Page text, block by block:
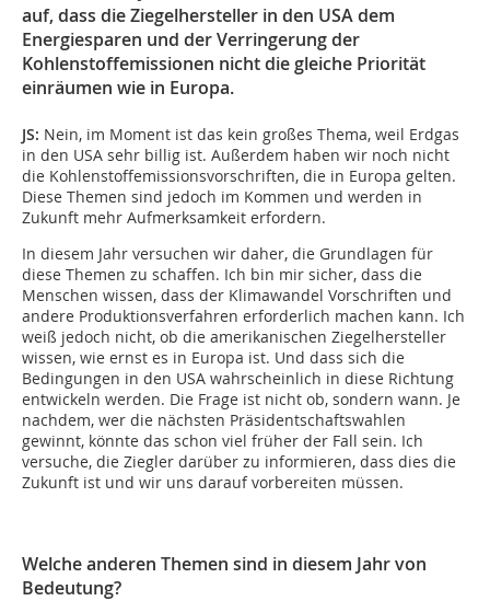
auf, dass die Ziegelhersteller in den USA dem
Energiesparen und der Verringerung der
Kohlenstoffemissionen nicht die gleiche Priorität
einräumen wie in Europa.
JS: Nein, im Moment ist das kein großes Thema, weil Erdgas
in den USA sehr billig ist. Außerdem haben wir noch nicht
die Kohlenstoffemissionsvorschriften, die in Europa gelten.
Diese Themen sind jedoch im Kommen und werden in
Zukunft mehr Aufmerksamkeit erfordern.
In diesem Jahr versuchen wir daher, die Grundlagen für
diese Themen zu schaffen. Ich bin mir sicher, dass die
Menschen wissen, dass der Klimawandel Vorschriften und
andere Produktionsverfahren erforderlich machen kann. Ich
weiß jedoch nicht, ob die amerikanischen Ziegelhersteller
wissen, wie ernst es in Europa ist. Und dass sich die
Bedingungen in den USA wahrscheinlich in diese Richtung
entwickeln werden. Die Frage ist nicht ob, sondern wann. Je
nachdem, wer die nächsten Präsidentschaftswahlen
gewinnt, könnte das schon viel früher der Fall sein. Ich
versuche, die Ziegler darüber zu informieren, dass dies die
Zukunft ist und wir uns darauf vorbereiten müssen.
Welche anderen Themen sind in diesem Jahr von
Bedeutung?